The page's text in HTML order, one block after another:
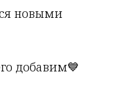
новыми
добавим💙